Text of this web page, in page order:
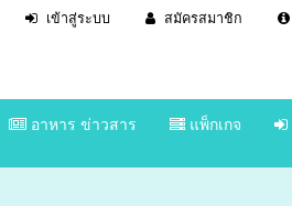
เข้าสู่ระบบ สมัครสมาชิก
อาหาร ข่าวสาร แพ็กเกจ